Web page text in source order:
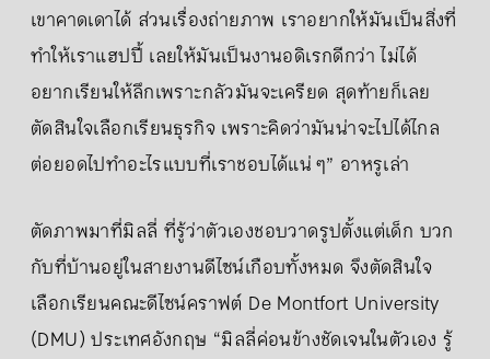
เขาคาดเดาได้ ส่วนเรื่องถ่ายภาพ เราอยากให้มันเป็นสิ่งที่
ทำให้เราแฮปปี้ เลยให้มันเป็นงานอดิเรกดีกว่า ไม่ได้
อยากเรียนให้ลึกเพราะกลัวมันจะเครียด สุดท้ายก็เลย
ตัดสินใจเลือกเรียนธุรกิจ เพราะคิดว่ามันน่าจะไปได้ไกล
ต่อยอดไปทำอะไรแบบที่เราชอบได้แน่ ๆ” อาหรูเล่า
ตัดภาพมาที่มิลลี่ ที่รู้ว่าตัวเองชอบวาดรูปตั้งแต่เด็ก บวก
กับที่บ้านอยู่ในสายงานดีไซน์เกือบทั้งหมด จึงตัดสินใจ
เลือกเรียนคณะดีไซน์คราฟต์ De Montfort University
(DMU) ประเทศอังกฤษ “มิลลี่ค่อนข้างชัดเจนในตัวเอง รู้